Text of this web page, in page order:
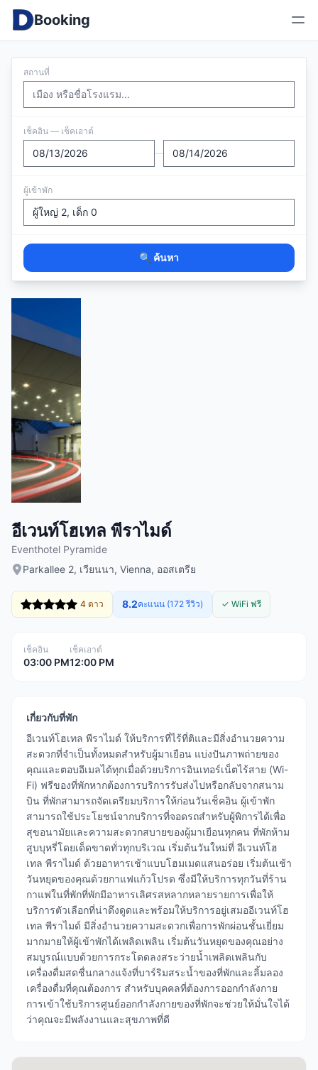
Booking
สถานที่
เช็คอิน — เช็คเอาต์
—
ผู้เข้าพัก
🔍 ค้นหา
อีเวนท์โฮเทล พีราไมด์
Eventhotel Pyramide
Parkallee 2, เวียนนา, Vienna, ออสเตรีย
4 ดาว 8.2คะแนน (172 รีวิว) ✓ WiFi ฟรี
เช็คอิน
03:00 PM
เช็คเอาต์
12:00 PM
เกี่ยวกับที่พัก
อีเวนท์โฮเทล พีราไมด์ ให้บริการที่ไร้ที่ติและมีสิ่งอำนวยความ
สะดวกที่จำเป็นทั้งหมดสำหรับผู้มาเยือน แบ่งปันภาพถ่ายของ
คุณและตอบอีเมลได้ทุกเมื่อด้วยบริการอินเทอร์เน็ตไร้สาย (Wi-
Fi) ฟรีของที่พักหากต้องการบริการรับส่งไปหรือกลับจากสนาม
บิน ที่พักสามารถจัดเตรียมบริการให้ก่อนวันเช็คอิน ผู้เข้าพัก
สามารถใช้ประโยชน์จากบริการที่จอดรถสำหรับผู้พิการได้เพื่อ
สุขอนามัยและความสะดวกสบายของผู้มาเยือนทุกคน ที่พักห้าม
สูบบุหรี่โดยเด็ดขาดทั่วทุกบริเวณ เริ่มต้นวันใหม่ที่ อีเวนท์โฮ
เทล พีราไมด์ ด้วยอาหารเช้าแบบโฮมเมดแสนอร่อย เริ่มต้นเช้า
วันหยุดของคุณด้วยกาแฟแก้วโปรด ซึ่งมีให้บริการทุกวันที่ร้าน
กาแฟในที่พักที่พักมีอาหารเลิศรสหลากหลายรายการเพื่อให้
บริการตัวเลือกที่น่าดึงดูดและพร้อมให้บริการอยู่เสมออีเวนท์โฮ
เทล พีราไมด์ มีสิ่งอำนวยความสะดวกเพื่อการพักผ่อนชั้นเยี่ยม
มากมายให้ผู้เข้าพักได้เพลิดเพลิน เริ่มต้นวันหยุดของคุณอย่าง
สมบูรณ์แบบด้วยการกระโดดลงสระว่ายน้ำเพลิดเพลินกับ
เครื่องดื่มสดชื่นกลางแจ้งที่บาร์ริมสระน้ำของที่พักและลิ้มลอง
เครื่องดื่มที่คุณต้องการ สำหรับบุคคลที่ต้องการออกกำลังกาย
การเข้าใช้บริการศูนย์ออกกำลังกายของที่พักจะช่วยให้มั่นใจได้
ว่าคุณจะมีพลังงานและสุขภาพที่ดี